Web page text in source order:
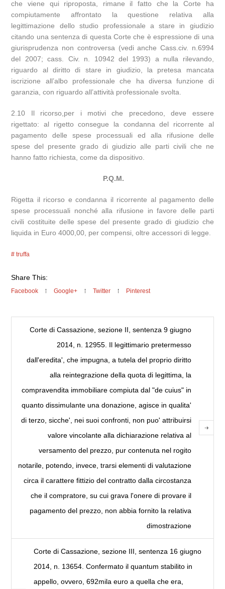
che viene qui riproposta, rimane il fatto che la Corte ha
compiutamente affrontato la questione relativa alla
legittimazione dello studio professionale a stare in giudizio
citando una sentenza di questa Corte che è espressione di una
giurisprudenza non controversa (vedi anche Cass.civ. n.6994
del 2007; cass. Civ. n. 10942 del 1993) a nulla rilevando,
riguardo al diritto di stare in giudizio, la pretesa mancata
iscrizione all’albo professionale che ha diversa funzione di
garanzia, con riguardo all’attività professionale svolta.
2.10 Il ricorso,per i motivi che precedono, deve essere
rigettato: al rigetto consegue la condanna del ricorrente al
pagamento delle spese processuali ed alla rifusione delle
spese del presente grado di giudizio alle parti civili che ne
hanno fatto richiesta, come da dispositivo.
P.Q.M.
Rigetta il ricorso e condanna il ricorrente al pagamento delle
spese processuali nonché alla rifusione in favore delle parti
civili costituite delle spese del presente grado di giudizio che
liquida in Euro 4000,00, per compensi, oltre accessori di legge.
truffa
Share This:
Facebook Google+ Twitter Pinterest
Corte di Cassazione, sezione II, sentenza 9 giugno
2014, n. 12955. Il legittimario pretermesso
dall'eredita', che impugna, a tutela del proprio diritto
alla reintegrazione della quota di legittima, la
compravendita immobiliare compiuta dal "de cuius" in
quanto dissimulante una donazione, agisce in qualita'
di terzo, sicche', nei suoi confronti, non puo' attribuirsi
valore vincolante alla dichiarazione relativa al
versamento del prezzo, pur contenuta nel rogito
notarile, potendo, invece, trarsi elementi di valutazione
circa il carattere fittizio del contratto dalla circostanza
che il compratore, su cui grava l'onere di provare il
pagamento del prezzo, non abbia fornito la relativa
dimostrazione
Corte di Cassazione, sezione III, sentenza 16 giugno
2014, n. 13654. Confermato il quantum stabilito in
appello, ovvero, 692mila euro a quella che era,